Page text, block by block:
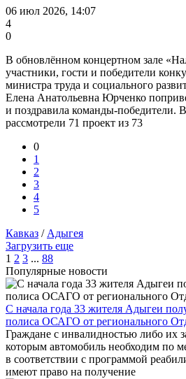
06 июл 2026, 14:07
4
0
В обновлённом концертном зале
участники, гости и победители
министра труда и социального
Елена Анатольевна Юрченко
и поздравила команды-победители.
рассмотрели 71 проект из 73
0
1
2
3
4
5
Кавказ / Адыгея
Загрузить еще
1 2 3 ... 88
Популярные новости
С начала года 33 жителя Адыгеи
полиса ОСАГО от регионального
Граждане с инвалидностью либо их
которым автомобиль необходим по
в соответствии с программой
имеют право на получение